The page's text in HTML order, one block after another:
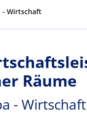
- Wirtschaft
Räume
- Wirtschaft